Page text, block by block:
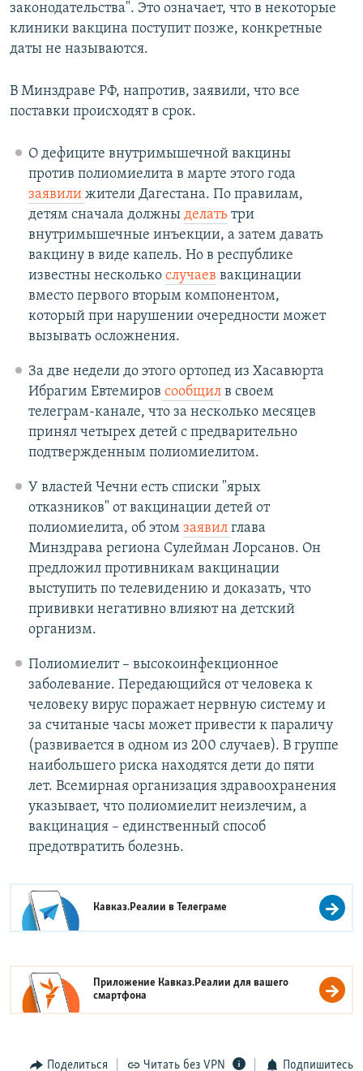
законодательства". Это означает, что в некоторые
клиники вакцина поступит позже, конкретные
даты не называются.
В Минздраве РФ, напротив, заявили, что все
поставки происходят в срок.
О дефиците внутримышечной вакцины
против полиомиелита в марте этого года
заявили жители Дагестана. По правилам,
детям сначала должны делатьтри
внутримышечные инъекции, а затем давать
вакцину в виде капель. Но в республике
известны несколько случаев вакцинации
вместо первого вторым компонентом,
который при нарушении очередности может
вызывать осложнения.
За две недели до этого ортопед из Хасавюрта
Ибрагим Евтемиров сообщилв своем
телеграм-канале, что за несколько месяцев
принял четырех детей с предварительно
подтвержденным полиомиелитом.
У властей Чечни есть списки "ярых
отказников" от вакцинации детей от
полиомиелита, об этом заявил глава
Минздрава региона Сулейман Лорсанов. Он
предложил противникам вакцинации
выступить по телевидению и доказать, что
прививки негативно влияют на детский
организм.
Полиомиелит – высокоинфекционное
заболевание. Передающийся от человека к
человеку вирус поражает нервную систему и
за считаные часы может привести к параличу
(развивается в одном из 200 случаев). В группе
наибольшего риска находятся дети до пяти
лет. Всемирная организация здравоохранения
указывает, что полиомиелит неизлечим, а
вакцинация – единственный способ
предотвратить болезнь.
Кавказ.Реалии вТелеграме
Приложение Кавказ.Реалии для вашего
смартфона
Поделиться Читать без VPN Подпишитесь